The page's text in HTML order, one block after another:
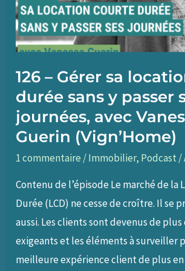
saisonnière,
avec
Elise
(J’Affiche
Complet)
126 – Gérer sa
durée sans y passer
journées, avec
Guerin (Vign’Home)
1 commentaire /Immobilier, Podcast /
Contenu de l’épisode Le marché de la
Durée (LCD) ne cesse de croître. Il se
aussi. Les clients sont devenus de plus
exigeants et les éléments à surveiller
meilleure expérience client de plus